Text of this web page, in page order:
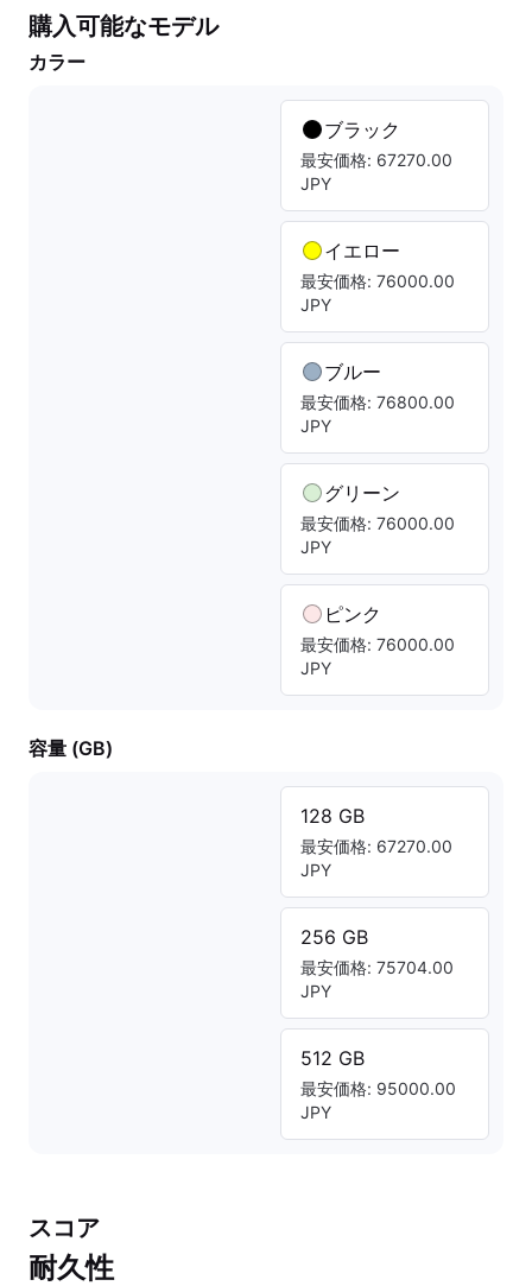
購入可能なモデル
カラー
ブラック
最安価格: 67270.00
JPY
イエロー
最安価格: 76000.00
JPY
ブルー
最安価格: 76800.00
JPY
グリーン
最安価格: 76000.00
JPY
ピンク
最安価格: 76000.00
JPY
容量 (GB)
128 GB
最安価格: 67270.00
JPY
256 GB
最安価格: 75704.00
JPY
512 GB
最安価格: 95000.00
JPY
スコア
耐久性